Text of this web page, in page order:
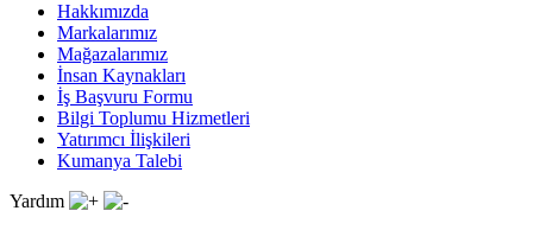
Hakkımızda
Markalarımız
Mağazalarımız
İnsan Kaynakları
İş Başvuru Formu
Bilgi Toplumu Hizmetleri
Yatırımcı İlişkileri
Kumanya Talebi
Yardım